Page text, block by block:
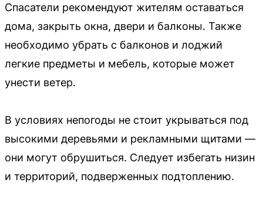
Спасатели рекомендуют жителям оставаться
дома, закрыть окна, двери и балконы. Также
необходимо убрать с балконов и лоджий
легкие предметы и мебель, которые может
унести ветер.
В условиях непогоды не стоит укрываться под
высокими деревьями и рекламными щитами —
они могут обрушиться. Следует избегать низин
и территорий, подверженных подтоплению.